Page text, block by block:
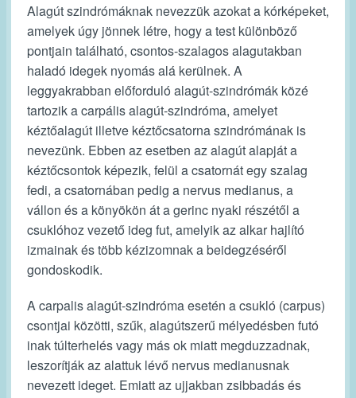
Alagút szindrómáknak nevezzük azokat a kórképeket,
amelyek úgy jönnek létre, hogy a test különböző
pontjain található, csontos-szalagos alagutakban
haladó idegek nyomás alá kerülnek. A
leggyakrabban előforduló alagút-szindrómák közé
tartozik a carpális alagút-szindróma, amelyet
kéztőalagút illetve kéztőcsatorna szindrómának is
nevezünk. Ebben az esetben az alagút alapját a
kéztőcsontok képezik, felül a csatornát egy szalag
fedi, a csatornában pedig a nervus medianus, a
vállon és a könyökön át a gerinc nyaki részétől a
csuklóhoz vezető ideg fut, amelyik az alkar hajlító
izmainak és több kézizomnak a beidegzéséről
gondoskodik.
A carpalis alagút-szindróma esetén a csukló (carpus)
csontjai közötti, szűk, alagútszerű mélyedésben futó
inak túlterhelés vagy más ok miatt megduzzadnak,
leszorítják az alattuk lévő nervus medianusnak
nevezett ideget. Emiatt az ujjakban zsibbadás és